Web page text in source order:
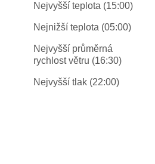
Nejvyšší teplota (15:00)
Nejnižší teplota (05:00)
Nejvyšší průměrná
rychlost větru (16:30)
Nejvyšší tlak (22:00)